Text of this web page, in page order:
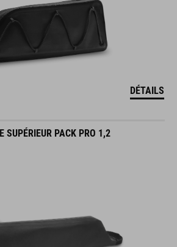
DÉTAILS
SUPÉRIEUR PACK PRO 1,2